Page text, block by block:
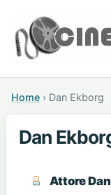
Home › Dan Ekborg
Dan
Attore